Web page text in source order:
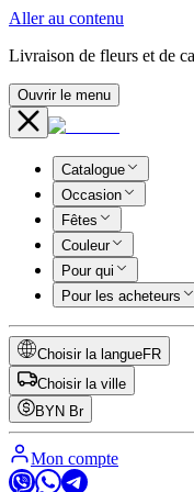
Aller au contenu
Livraison de fleurs et de
Ouvrir le menu
Catalogue
Occasion
Fêtes
Couleur
Pour qui
Pour les acheteurs
Choisir la langueFR
Choisir la ville
BYN Br
Mon compte